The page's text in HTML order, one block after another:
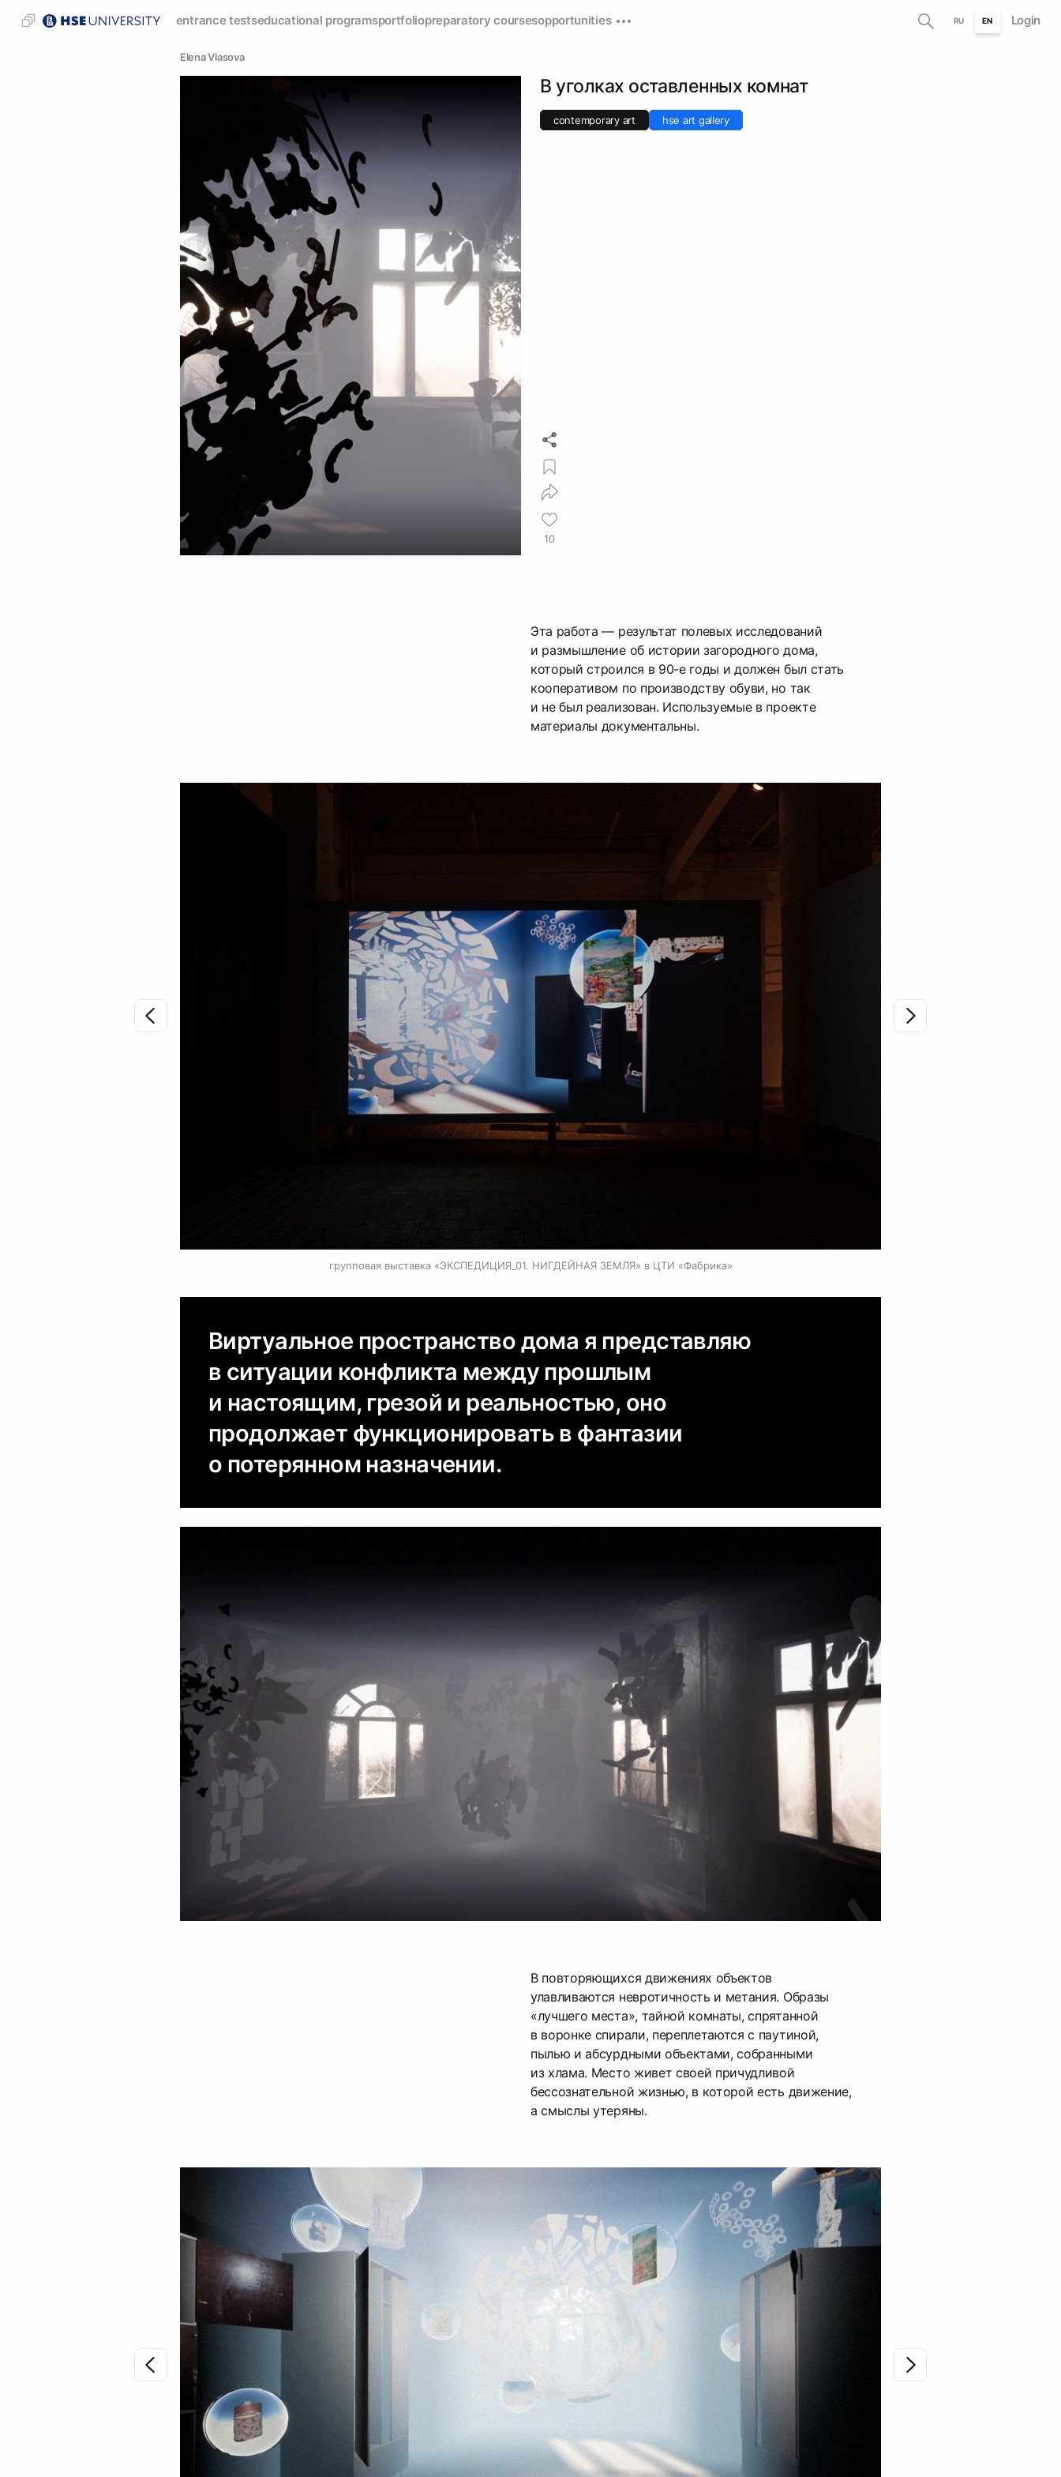
entrance testseducational programsportfoliopreparatory coursesopportunities RU EN Login
Elena Vlasova
В уголках оставленных комнат
contemporary art hse art gallery
10
Эта работа — результат полевых исследований
и размышление об истории загородного дома,
который строился в 90-е годы и должен был стать
кооперативом по производству обуви, но так
и не был реализован. Используемые в проекте
материалы документальны.
групповая выставка «ЭКСПЕДИЦИЯ_01. НИГДЕЙНАЯ ЗЕМЛЯ» в ЦТИ «Фабрика»
Виртуальное пространство дома я представляю
в ситуации конфликта между прошлым
и настоящим, грезой и реальностью, оно
продолжает функционировать в фантазии
о потерянном назначении.
В повторяющихся движениях объектов
улавливаются невротичность и метания. Образы
«лучшего места», тайной комнаты, спрятанной
в воронке спирали, переплетаются с паутиной,
пылью и абсурдными объектами, собранными
из хлама. Место живет своей причудливой
бессознательной жизнью, в которой есть движение,
а смыслы утеряны.